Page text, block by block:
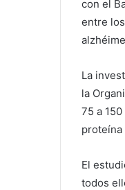
con el
entre
La
la
75 a
proteína
El
todos